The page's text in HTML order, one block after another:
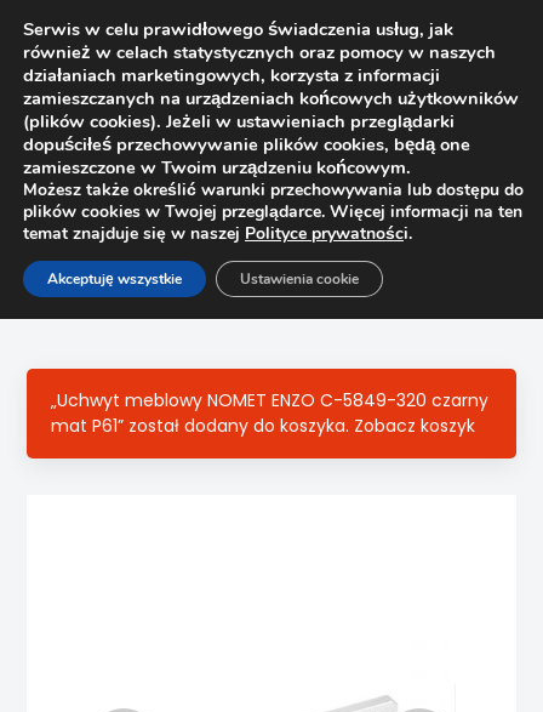
Strona główna Sklep
Uchwyty
Uchwyt meblowy CAMPANA Nomet C-5821 G6, chrom mat
„Uchwyt meblowy NOMET ENZO C-5849-320 czarny
mat P61” został dodany do koszyka. Zobacz koszyk
Serwis w celu prawidłowego świadczenia usług, jak
również w celach statystycznych oraz pomocy w naszych
działaniach marketingowych, korzysta z informacji
zamieszczanych na urządzeniach końcowych użytkowników
(plików cookies). Jeżeli w ustawieniach przeglądarki
dopuściłeś przechowywanie plików cookies, będą one
zamieszczone w Twoim urządzeniu końcowym.
Możesz także określić warunki przechowywania lub dostępu do
plików cookies w Twojej przeglądarce. Więcej informacji na ten
temat znajduje się w naszej Polityce prywatności.
Akceptuję wszystkie Ustawienia cookie